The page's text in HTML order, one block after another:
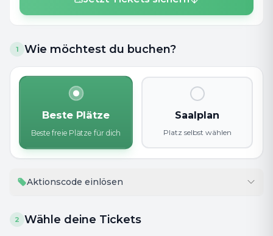
1 Wie möchtest du buchen?
Beste Plätze
Beste freie Plätze für dich
Saalplan
Platz selbst wählen
Aktionscode einlösen
2 Wähle deine Tickets